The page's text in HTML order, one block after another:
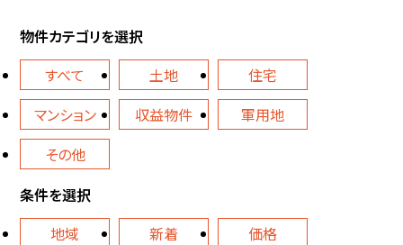
物件カテゴリを選択
すべて
土地
住宅
マンション
収益物件
軍用地
その他
条件を選択
地域
新着
価格